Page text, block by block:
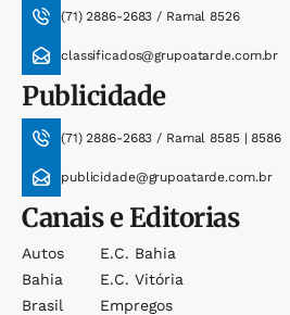
(71) 2886-2683 / Ramal 8526
classificados@grupoatarde.com.br
Publicidade
(71) 2886-2683 / Ramal 8585 | 8586
publicidade@grupoatarde.com.br
Canais e Editorias
Autos
Bahia
Brasil
E.c. Bahia
E.c. Vitória
Empregos